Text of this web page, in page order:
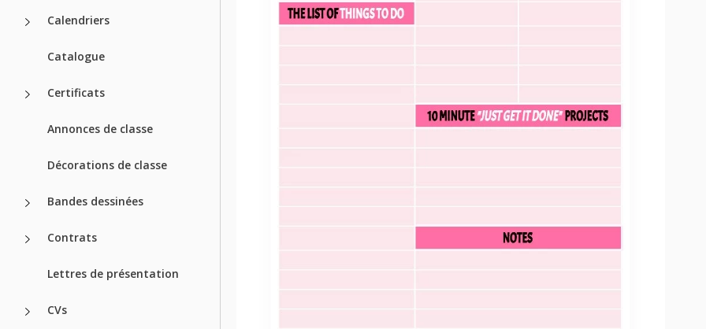
Calendriers
Catalogue
Certificats
Annonces de classe
Décorations de classe
Bandes dessinées
Contrats
Lettres de présentation
CVs